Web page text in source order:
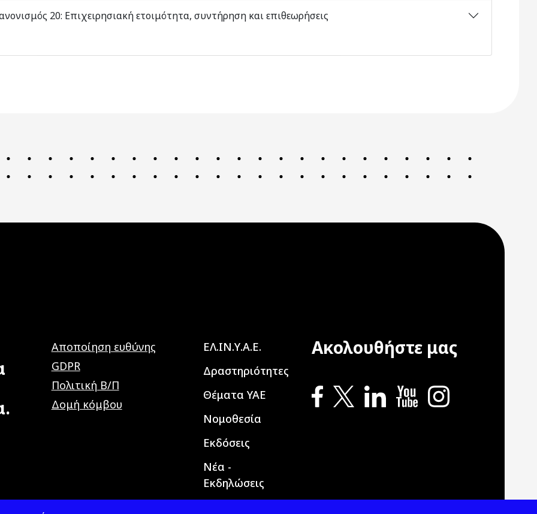
20: Επιχειρησιακή ετοιμότητα, συντήρηση και επιθεωρήσεις
Αποποίηση ευθύνης
GDPR
Πολιτική Β/Π
Δομή κόμβου
Main navigation
ΕΛ.ΙΝ.Υ.Α.Ε.
Δραστηριότητες
Θέματα ΥΑΕ
Νομοθεσία
Εκδόσεις
Νέα -
Εκδηλώσεις
Ακολουθήστε μας